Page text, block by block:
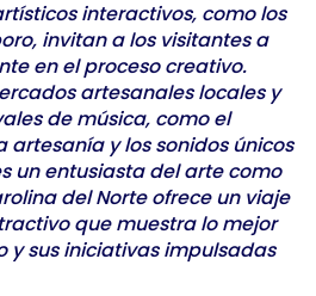
interactivos, como los
invitan a los visitantes a
en el proceso creativo.
artesanales locales y
de música, como el
artesanía y los sonidos únicos
un entusiasta del arte como
del Norte ofrece un viaje
que muestra lo mejor
y sus iniciativas impulsadas